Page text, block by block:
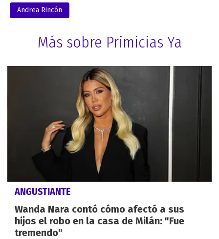
Andrea Rincón
Más sobre Primicias Ya
ANGUSTIANTE
Wanda Nara contó cómo afectó a sus
hijos el robo en la casa de Milán: "Fue
tremendo"